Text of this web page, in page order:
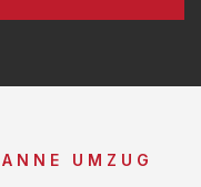
UMZUG